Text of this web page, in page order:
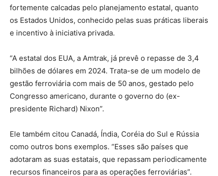
fortemente calcadas pelo planejamento estatal, quanto
os Estados Unidos, conhecido pelas suas práticas liberais
e incentivo à iniciativa privada.
“A estatal dos EUA, a Amtrak, já prevê o repasse de 3,4
bilhões de dólares em 2024. Trata-se de um modelo de
gestão ferroviária com mais de 50 anos, gestado pelo
Congresso americano, durante o governo do (ex-
presidente Richard) Nixon”.
Ele também citou Canadá, Índia, Coréia do Sul e Rússia
como outros bons exemplos. “Esses são países que
adotaram as suas estatais, que repassam periodicamente
recursos financeiros para as operações ferroviárias”.